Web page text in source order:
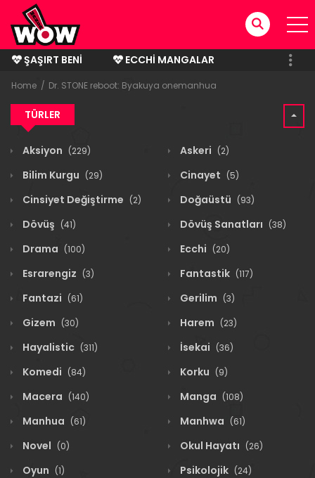
ŞAŞIRT BENI
ECCHI MANGALAR
BITMIŞ MANGALAR
Home Dr. STONE reboot: Byakuya onemanhua
TÜRLER
Aksiyon (229) Askeri (2)
Bilim Kurgu (29) Cinayet (5)
Cinsiyet Değiştirme (2) Doğaüstü (93)
Dövüş (41) Dövüş Sanatları (38)
Drama (100) Ecchi (20)
Esrarengiz (3) Fantastik (117)
Fantazi (61) Gerilim (3)
Gizem (30) Harem (23)
Hayalistic (311) İsekai (36)
Komedi (84) Korku (9)
Macera (140) Manga (108)
Manhua (61) Manhwa (61)
Novel (0) Okul Hayatı (26)
Oyun (1) Psikolojik (24)